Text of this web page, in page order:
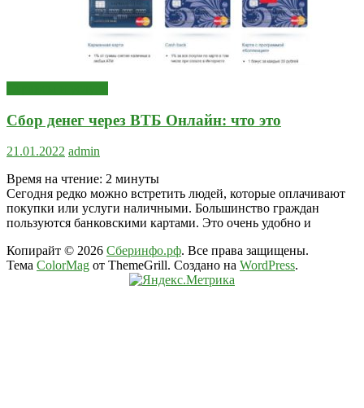
Сбор денег через ВТБ Онлайн: что это
21.01.2022 admin
Время на чтение: 2 минуты
Сегодня редко можно встретить людей, которые оплачивают
покупки или услуги наличными. Большинство граждан
пользуются банковскими картами. Это очень удобно и
Копирайт © 2026 Сберинфо.рф. Все права защищены.
Тема ColorMag от ThemeGrill. Создано на WordPress.